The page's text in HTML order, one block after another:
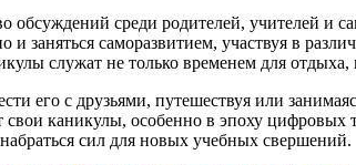
среди родителей, учителей и
и заняться саморазвитием, участвуя в
служат не только временем для
его с друзьями, путешествуя или
свои каникулы, особенно в эпоху
сил для новых учебных свершений.